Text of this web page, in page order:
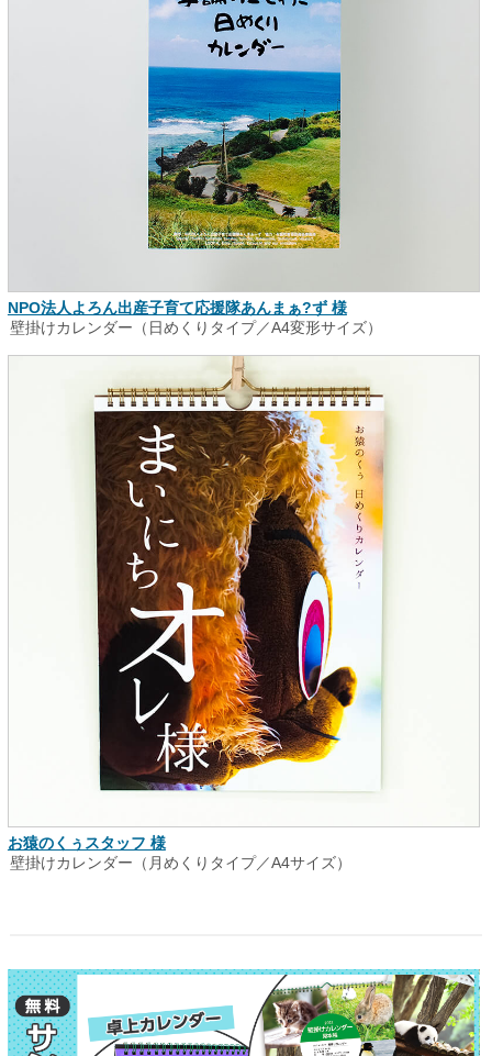
NPO法人よろん出産子育て応援隊あんまぁ?ず 様
壁掛けカレンダー（日めくりタイプ／A4変形サイズ）
お猿のくぅスタッフ 様
壁掛けカレンダー（月めくりタイプ／A4サイズ）